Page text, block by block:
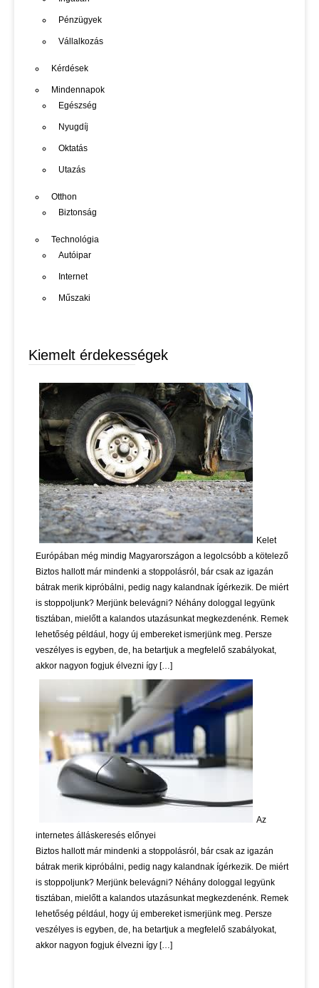
Pénzügyek
Vállalkozás
Kérdések
Mindennapok
Egészség
Nyugdíj
Oktatás
Utazás
Otthon
Biztonság
Technológia
Autóipar
Internet
Műszaki
Kiemelt érdekességek
Kelet
Európában még mindig Magyarországon a legolcsóbb a kötelező
Biztos hallott már mindenki a stoppolásról, bár csak az igazán
bátrak merik kipróbálni, pedig nagy kalandnak ígérkezik. De miért
is stoppoljunk? Merjünk belevágni? Néhány dologgal legyünk
tisztában, mielőtt a kalandos utazásunkat megkezdenénk. Remek
lehetőség például, hogy új embereket ismerjünk meg. Persze
veszélyes is egyben, de, ha betartjuk a megfelelő szabályokat,
akkor nagyon fogjuk élvezni így […]
Az
internetes álláskeresés előnyei
Biztos hallott már mindenki a stoppolásról, bár csak az igazán
bátrak merik kipróbálni, pedig nagy kalandnak ígérkezik. De miért
is stoppoljunk? Merjünk belevágni? Néhány dologgal legyünk
tisztában, mielőtt a kalandos utazásunkat megkezdenénk. Remek
lehetőség például, hogy új embereket ismerjünk meg. Persze
veszélyes is egyben, de, ha betartjuk a megfelelő szabályokat,
akkor nagyon fogjuk élvezni így […]